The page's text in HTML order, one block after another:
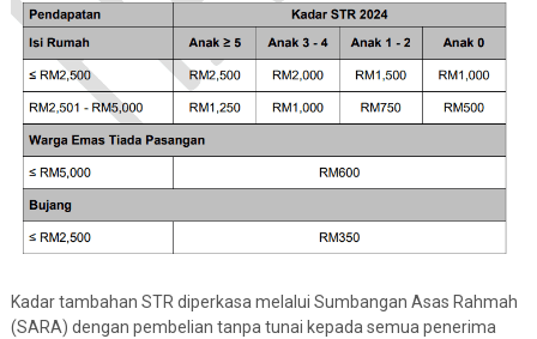
Kadar tambahan STR diperkasa melalui Sumbangan Asas Rahmah
(SARA) dengan pembelian tanpa tunai kepada semua penerima